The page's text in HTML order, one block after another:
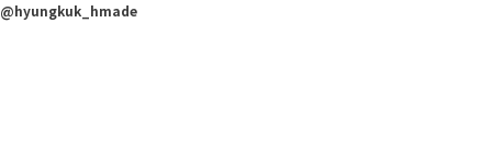
@hyungkuk_hmade